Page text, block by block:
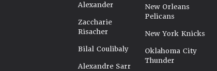
Alexander
Zaccharie
Risacher
Bilal Coulibaly
Alexandre Sarr
New Orleans
Pelicans
New York Knicks
Oklahoma City
Thunder